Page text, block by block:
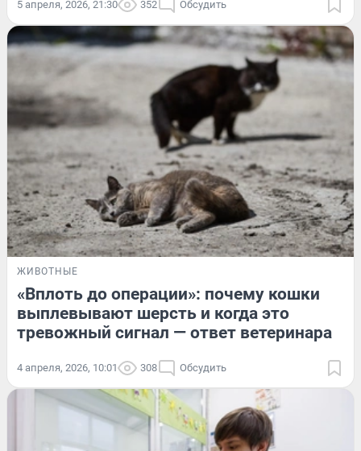
5 апреля, 2026, 21:30 352 Обсудить
ЖИВОТНЫЕ
«Вплоть до операции»: почему кошки
выплевывают шерсть и когда это
тревожный сигнал — ответ ветеринара
4 апреля, 2026, 10:01 308 Обсудить